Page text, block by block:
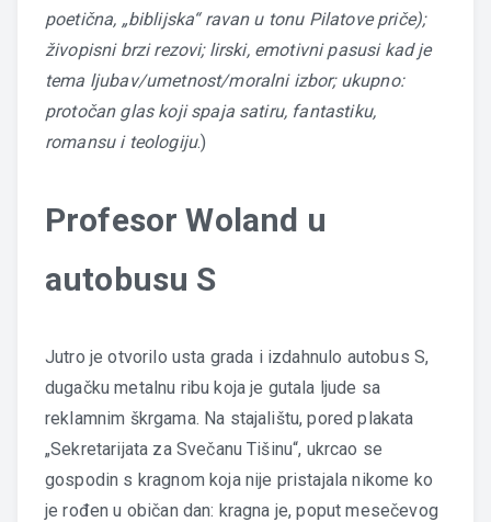
poetična, „biblijska“ ravan u tonu Pilatove priče);
živopisni brzi rezovi; lirski, emotivni pasusi kad je
tema ljubav/umetnost/moralni izbor; ukupno:
protočan glas koji spaja satiru, fantastiku,
romansu i teologiju.)
Profesor Woland u
autobusu S
Jutro je otvorilo usta grada i izdahnulo autobus S,
dugačku metalnu ribu koja je gutala ljude sa
reklamnim škrgama. Na stajalištu, pored plakata
„Sekretarijata za Svečanu Tišinu“, ukrcao se
gospodin s kragnom koja nije pristajala nikome ko
je rođen u običan dan: kragna je, poput mesečevog